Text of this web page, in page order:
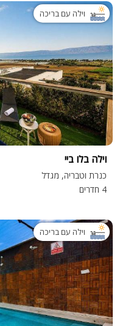
וילה עם בריכה
וילה בלו ביי
כנרת וטבריה, מגדל
4 חדרים
וילה עם בריכה